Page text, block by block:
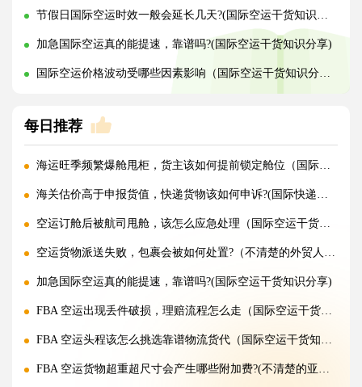
节假日国际空运时效一般会延长几天?(国际空运干货知识分享)
加急国际空运真的能提速，靠谱吗?(国际空运干货知识分享)
国际空运价格波动受哪些因素影响（国际空运干货知识分享）
每日推荐
海运旺季频繁爆舱甩柜，货主该如何提前锁定舱位（国际海运干货知识分享）
海关估价高于申报货值，快递货物该如何申诉?(国际快递干货知识分享)
空运订舱后被航司甩舱，该怎么应急处理（国际空运干货知识分享）
空运货物派送失败，包裹会被如何处置?（不清楚的外贸人看过来）
加急国际空运真的能提速，靠谱吗?(国际空运干货知识分享)
FBA 空运出现丢件破损，理赔流程怎么走（国际空运干货知识分享）
FBA 空运头程该怎么挑选靠谱物流货代（国际空运干货知识分享）
FBA 空运货物超重超尺寸会产生哪些附加费?(不清楚的亚马逊卖家看过来)